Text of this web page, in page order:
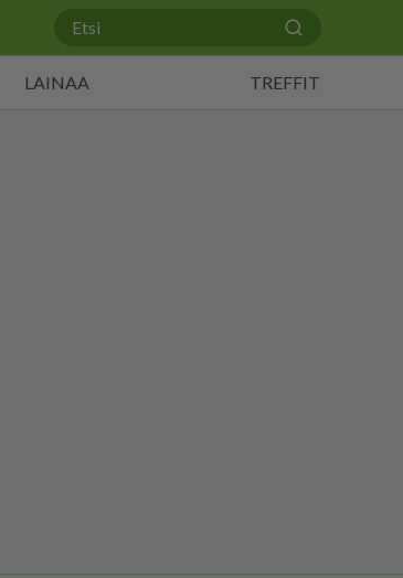
LAINAA TREFFIT